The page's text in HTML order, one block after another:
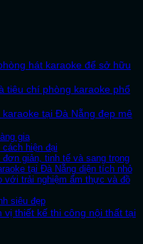
hát karaoke để sở hữu
tiêu chí phòng karaoke phổ
tại Đà Nẵng đẹp mê
gia
cách hiện đại
đơn giản, tinh tế và sang trọng
tại Đà Nẵng diện tích nhỏ
với trải nghiệm ẩm thực và đồ
siêu đẹp
thiết kế thi công nội thất tại